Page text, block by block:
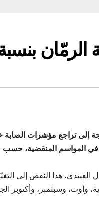
الرمّان
10 آلاف طن مقارنة بـ16 ألف طنّ في
العبيدي، هذا النقص إلى
وأوت، وسبتمبر،